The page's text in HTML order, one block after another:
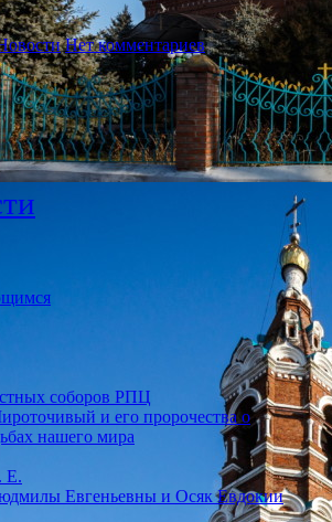
Нет комментариев
соборов РПЦ
и его пророчества о
нашего мира
Е.
Евгеньевны и Осяк Евдокии